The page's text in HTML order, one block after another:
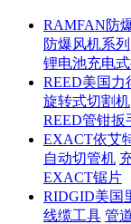
RAMFAN防
防爆风机系列
锂电池充电
REED美国力
旋转式切割机
REED管钳扳
EXACT依艾
自动切管机
EXACT锯片
RIDGID美国
线缆工具 管